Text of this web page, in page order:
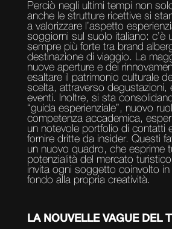
Perciò negli ultimi tempi non
anche le strutture ricettive si
a valorizzare l’aspetto
soggiorni sul suolo italiano: c’è
sempre più forte tra brand
destinazione di viaggio. La
nuove aperture e dei
esaltare il patrimonio culturale
scelta, attraverso degustazioni,
eventi. Inoltre, si sta
“guida esperienziale”, nuovo
competenza accademica,
un notevole portfolio di contatti
fornire dritte da insider. Questi
un nuovo quadro, che esprime
potenzialità del mercato
invita ogni soggetto coinvolto
fondo alla propria creatività.
LA NOUVELLE VAGUE DEL